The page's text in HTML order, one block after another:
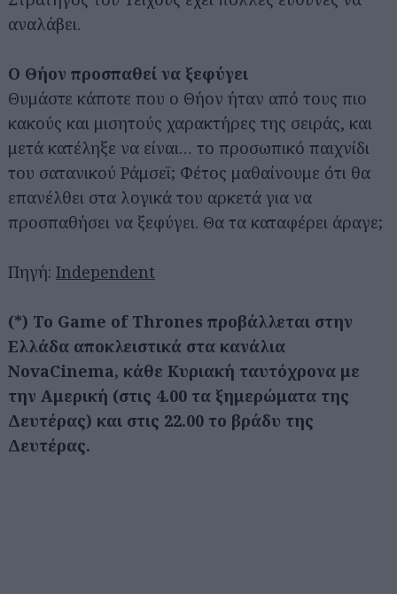
αναλάβει.
Ο Θήον προσπαθεί να ξεφύγει
Θυμάστε κάποτε που ο Θήον ήταν από τους πιο
κακούς και μισητούς χαρακτήρες της σειράς, και
μετά κατέληξε να είναι… το προσωπικό παιχνίδι
του σατανικού Ράμσεϊ; Φέτος μαθαίνουμε ότι θα
επανέλθει στα λογικά του αρκετά για να
προσπαθήσει να ξεφύγει. Θα τα καταφέρει άραγε;
Πηγή: Independent
(*) Το Game of Thrones προβάλλεται στην
Ελλάδα αποκλειστικά στα κανάλια
NovaCinema, κάθε Κυριακή ταυτόχρονα με
την Αμερική (στις 4.00 τα ξημερώματα της
Δευτέρας) και στις 22.00 το βράδυ της
Δευτέρας.